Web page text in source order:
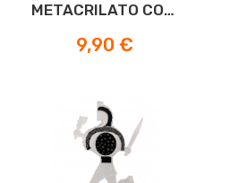
METACRILATO CORE
Prezzo
9,90 €